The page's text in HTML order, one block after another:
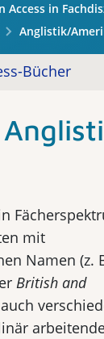
Access in
Anglistik/
Bücher
mit
Namen (z.
British and